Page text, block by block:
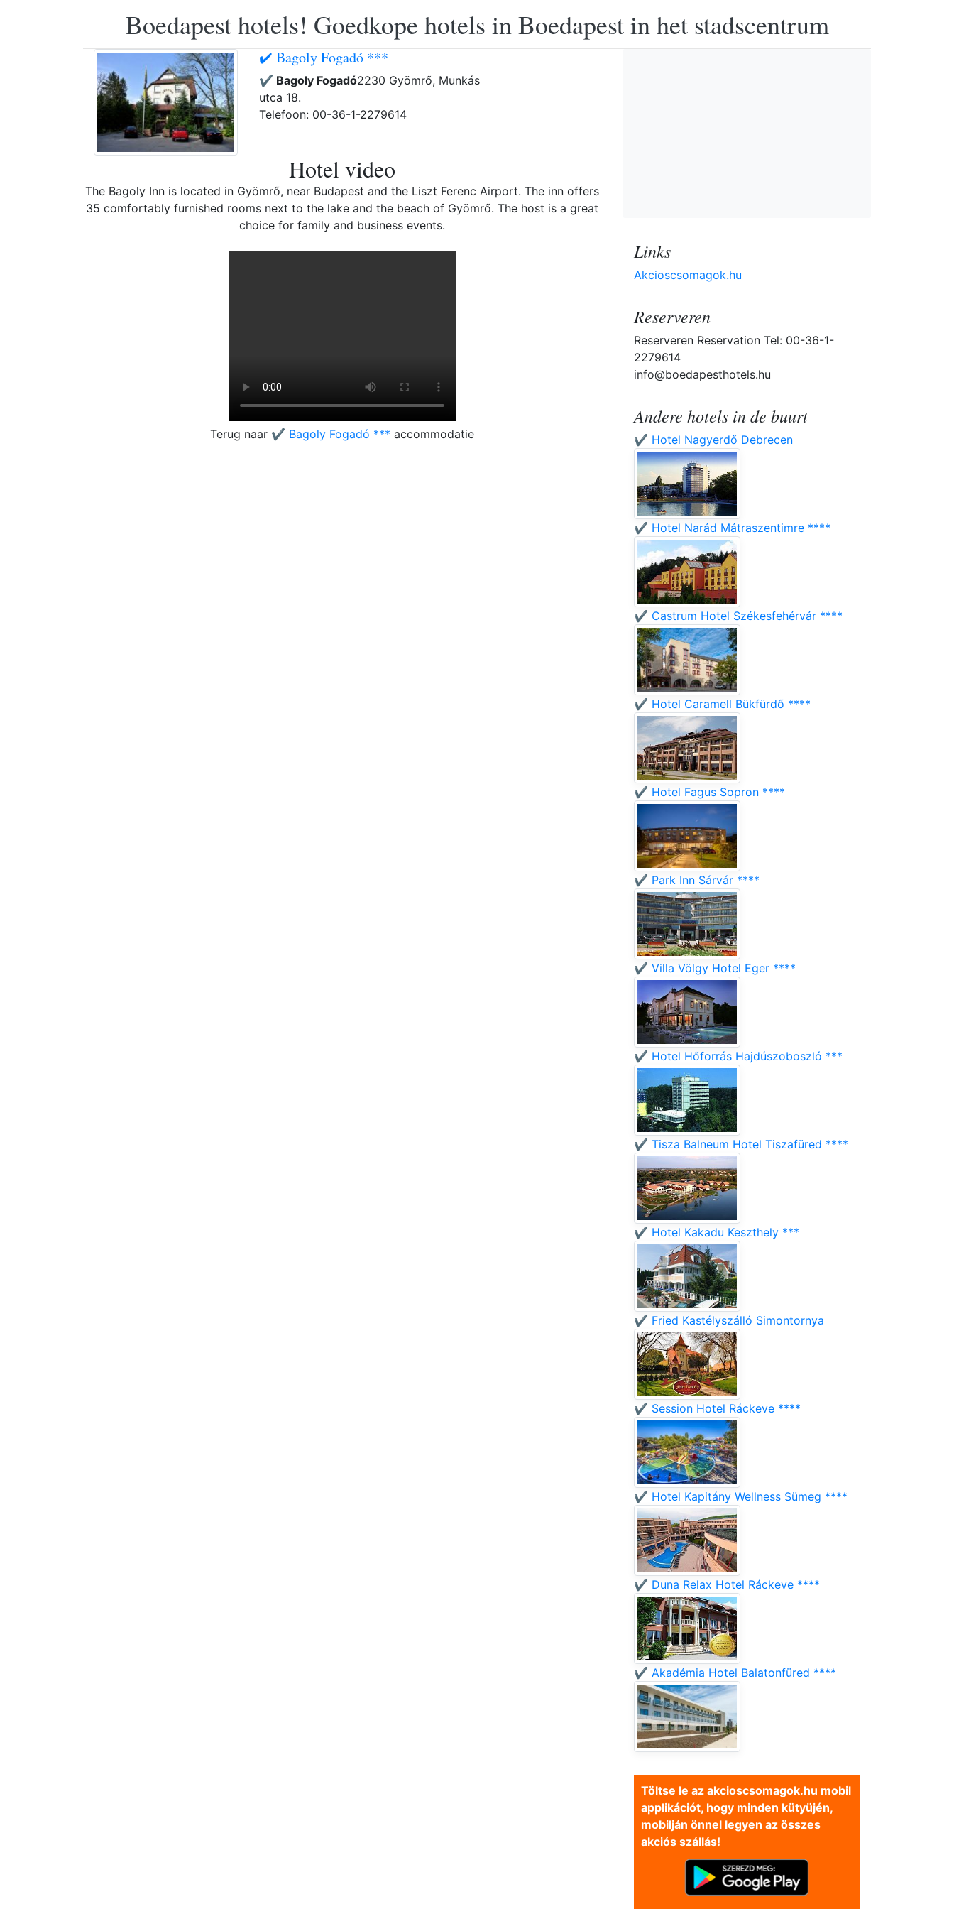
Boedapest hotels! Goedkope hotels in Boedapest in het stadscentrum
✔️ Bagoly Fogadó ***
✔️ Bagoly Fogadó2230 Gyömrő, Munkás
utca 18.
Telefoon: 00-36-1-2279614
Hotel video
The Bagoly Inn is located in Gyömrő, near Budapest and the Liszt Ferenc Airport. The inn offers
35 comfortably furnished rooms next to the lake and the beach of Gyömrő. The host is a great
choice for family and business events.
Terug naar ✔️ Bagoly Fogadó *** accommodatie
Links
Akcioscsomagok.hu
Reserveren
Reserveren Reservation Tel: 00-36-1-
2279614
info@boedapesthotels.hu
Andere hotels in de buurt
✔️ Hotel Nagyerdő Debrecen
✔️ Hotel Narád Mátraszentimre ****
✔️ Castrum Hotel Székesfehérvár ****
✔️ Hotel Caramell Bükfürdő ****
✔️ Hotel Fagus Sopron ****
✔️ Park Inn Sárvár ****
✔️ Villa Völgy Hotel Eger ****
✔️ Hotel Hőforrás Hajdúszoboszló ***
✔️ Tisza Balneum Hotel Tiszafüred ****
✔️ Hotel Kakadu Keszthely ***
✔️ Fried Kastélyszálló Simontornya
✔️ Session Hotel Ráckeve ****
✔️ Hotel Kapitány Wellness Sümeg ****
✔️ Duna Relax Hotel Ráckeve ****
✔️ Akadémia Hotel Balatonfüred ****
Töltse le az akcioscsomagok.hu mobil
applikációt, hogy minden kütyüjén,
mobilján önnel legyen az összes
akciós szállás!